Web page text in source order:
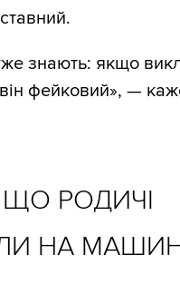
знають: якщо
він фейковий», —
РОДИЧІ
НА